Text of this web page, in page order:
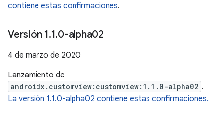
contiene estas confirmaciones.
Versión 1.1.0-alpha02
4 de marzo de 2020
Lanzamiento de
androidx.customview:customview:1.1.0-alpha02 .
La versión 1.1.0-alpha02 contiene estas confirmaciones.